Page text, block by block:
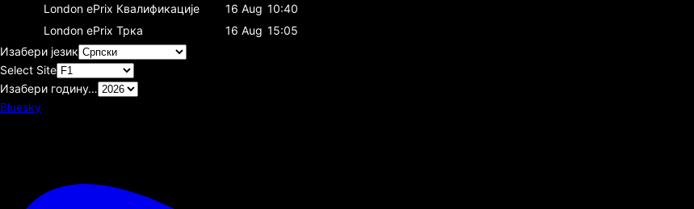
London ePrix Квалификације 16 Aug 10:40
London ePrix Трка 16 Aug 15:05
Изабери језик
Select Site
Изабери годину…
Bluesky